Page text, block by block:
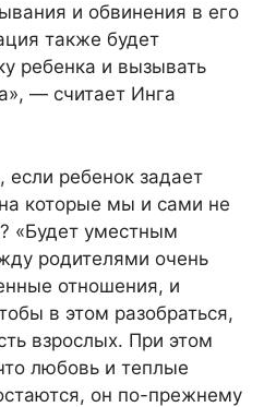
и обвинения в его
также будет
ребенка и вызывать
— считает Инга
если ребенок задает
которые мы и сами не
«Будет уместным
родителями очень
отношения, и
в этом разобраться,
взрослых. При этом
любовь и теплые
он по-прежнему